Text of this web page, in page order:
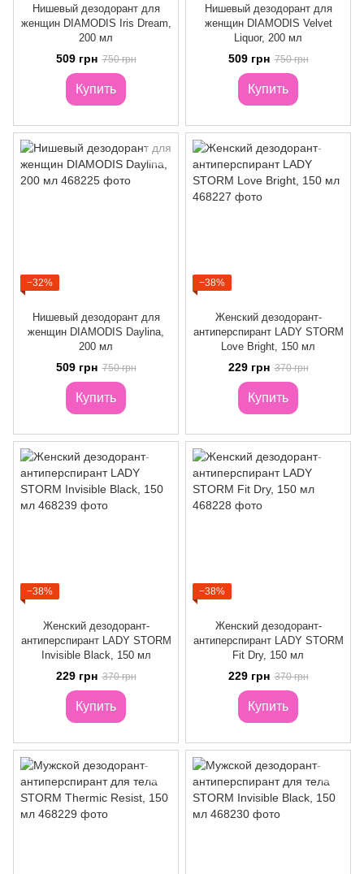
Нишевый дезодорант для
женщин DIAMODIS Iris Dream,
200 мл
509 грн 750 грн
Купить
Нишевый дезодорант для
женщин DIAMODIS Velvet
Liquor, 200 мл
509 грн 750 грн
Купить
−32%
Нишевый дезодорант для
женщин DIAMODIS Daylina,
200 мл
509 грн 750 грн
Купить
−38%
Женский дезодорант-
антиперспирант LADY STORM
Love Bright, 150 мл
229 грн 370 грн
Купить
−38%
Женский дезодорант-
антиперспирант LADY STORM
Invisible Black, 150 мл
229 грн 370 грн
Купить
−38%
Женский дезодорант-
антиперспирант LADY STORM
Fit Dry, 150 мл
229 грн 370 грн
Купить